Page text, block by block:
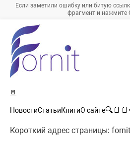
Если заметили ошибку или битую
фрагмент и нажмите
🚪
НовостиСтатьиКнигиО сайте🔍 📄 📄
Короткий адрес страницы: